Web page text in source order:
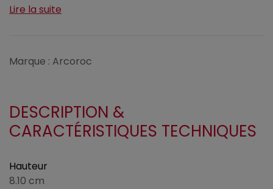
Lire la suite
Marque : Arcoroc
DESCRIPTION &
CARACTÉRISTIQUES TECHNIQUES
Hauteur
8.10 cm